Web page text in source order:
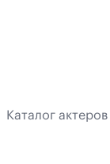
Каталог актеров